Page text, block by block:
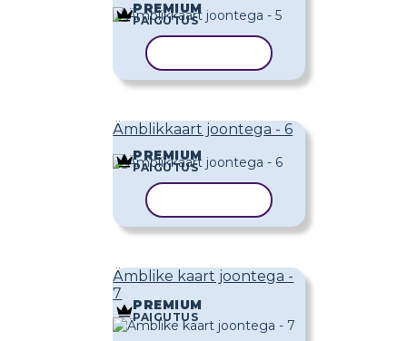
PREMIUM
PAIGUTUS
Ämblikkaart joontega - 6
PREMIUM
PAIGUTUS
Ämblike kaart joontega -
7
PREMIUM
PAIGUTUS